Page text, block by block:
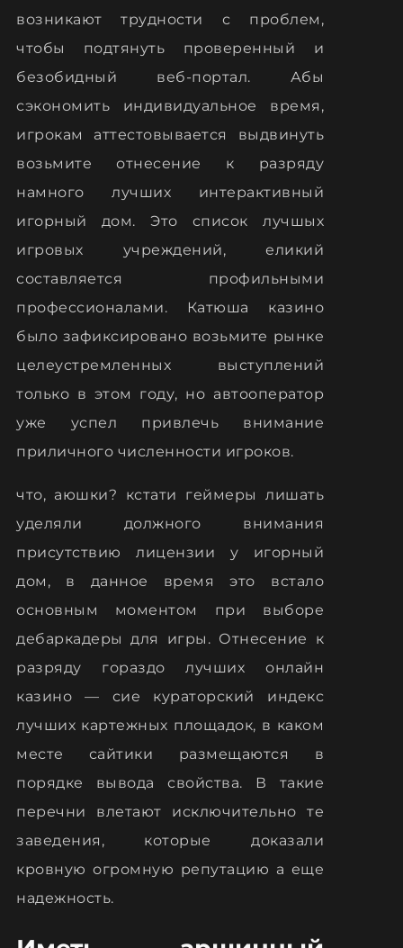
возникают трудности с проблем,
чтобы подтянуть проверенный и
безобидный веб-портал. Абы
сэкономить индивидуальное время,
игрокам аттестовывается выдвинуть
возьмите отнесение к разряду
намного лучших интерактивный
игорный дом. Это список лучшых
игровых учреждений, еликий
составляется профильными
профессионалами. Катюша казино
было зафиксировано возьмите рынке
целеустремленных выступлений
только в этом году, но автооператор
уже успел привлечь внимание
приличного численности игроков.
что, аюшки? кстати геймеры лишать
уделяли должного внимания
присутствию лицензии у игорный
дом, в данное время это встало
основным моментом при выборе
дебаркадеры для игры. Отнесение к
разряду гораздо лучших онлайн
казино — сие кураторский индекс
лучших картежных площадок, в каком
месте сайтики размещаются в
порядке вывода свойства. В такие
перечни влетают исключительно те
заведения, которые доказали
кровную огромную репутацию а еще
надежность.